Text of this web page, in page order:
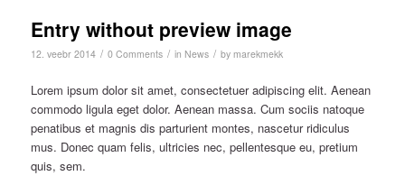
Entry without preview image
12. veebr 2014 / 0 Comments / in News / by marekmekk
Lorem ipsum dolor sit amet, consectetuer adipiscing elit. Aenean
commodo ligula eget dolor. Aenean massa. Cum sociis natoque
penatibus et magnis dis parturient montes, nascetur ridiculus
mus. Donec quam felis, ultricies nec, pellentesque eu, pretium
quis, sem.